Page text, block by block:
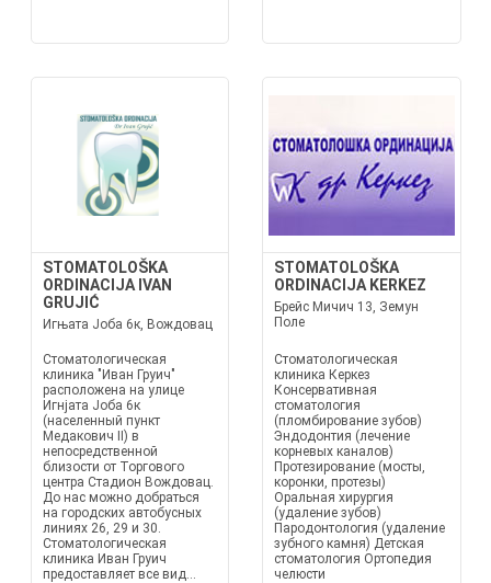
STOMATOLOŠKA
ORDINACIJA IVAN
GRUJIĆ
Игњата Јоба 6к, Вождовац
Стоматологическая
клиника "Иван Груич"
расположена на улице
Игнјата Јоба 6к
(населенный пункт
Медакович II) в
непосредственной
близости от Торгового
центра Стадион Вождовац.
До нас можно добраться
на городских автобусных
линиях 26, 29 и 30.
Стоматологическая
клиника Иван Груич
предоставляет все вид...
STOMATOLOŠKA
ORDINACIJA KERKEZ
Брейс Мичич 13, Земун
Поле
Стоматологическая
клиника Керкез
Консервативная
стоматология
(пломбирование зубов)
Эндодонтия (лечение
корневых каналов)
Протезирование (мосты,
коронки, протезы)
Оральная хирургия
(удаление зубов)
Пародонтология (удаление
зубного камня) Детская
стоматология Ортопедия
челюсти